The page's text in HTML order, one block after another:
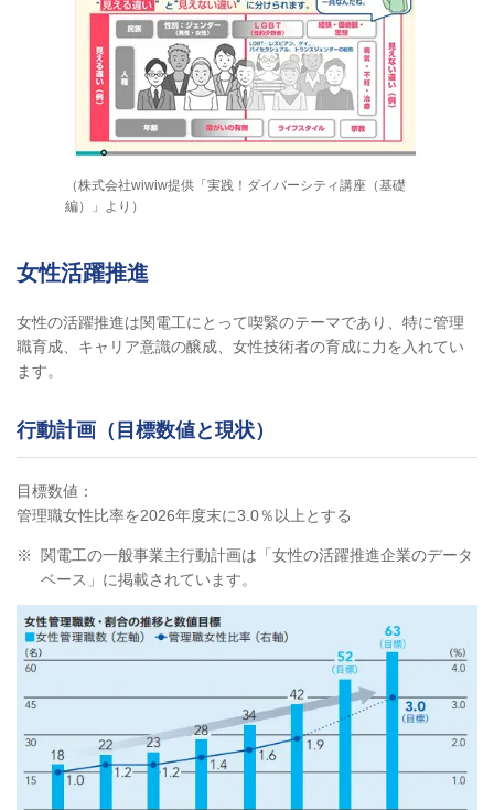
（株式会社wiwiw提供「実践！ダイバーシティ講座（基礎
編）」より）
女性活躍推進
女性の活躍推進は関電工にとって喫緊のテーマであり、特に管理
職育成、キャリア意識の醸成、女性技術者の育成に力を入れてい
ます。
行動計画（目標数値と現状）
目標数値：
管理職女性比率を2026年度末に3.0％以上とする
※
関電工の一般事業主行動計画は「女性の活躍推進企業のデータ
ベース」に掲載されています。